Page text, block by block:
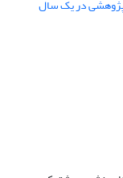
پژوهشی در یک سال